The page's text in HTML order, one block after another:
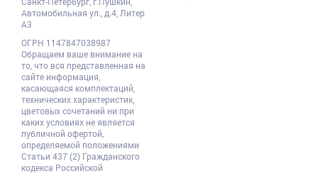
Автомобильная ул., д.4, Литер
А3
ОГРН 1147847038987
Обращаем ваше внимание на
то, что вся представленная на
сайте информация,
касающаяся комплектаций,
технических характеристик,
цветовых сочетаний ни при
каких условиях не является
публичной офертой,
определяемой положениями
Статьи 437 (2) Гражданского
кодекса Российской